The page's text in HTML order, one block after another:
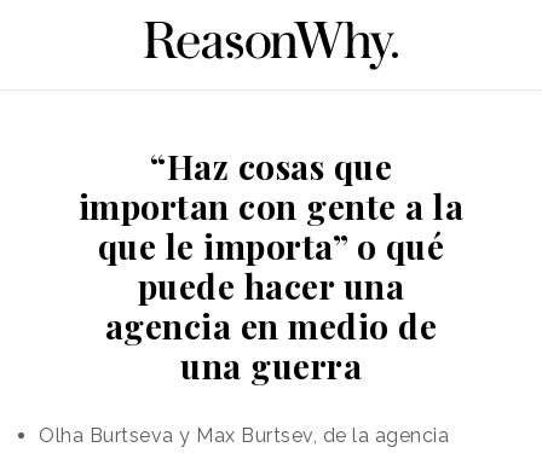
“Haz cosas que
importan con gente a la
que le importa” o qué
puede hacer una
agencia en medio de
una guerra
Olha Burtseva y Max Burtsev, de la agencia